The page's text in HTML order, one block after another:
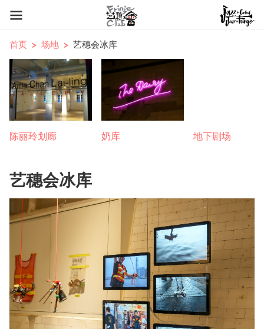
首页 场地 艺穗会冰库
陈丽玲划廊 奶库 地下剧场
艺穗会冰库